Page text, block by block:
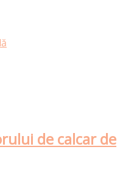
de calcar de